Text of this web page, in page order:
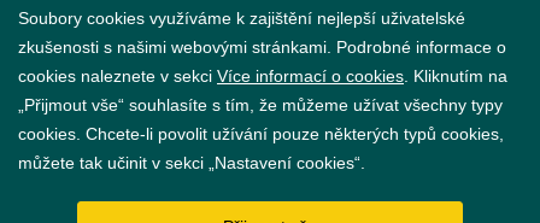
Prohlášení o přístupnosti
GDPR
Nastavení cookies
Soubory cookies využíváme k zajištění nejlepší uživatelské
zkušenosti s našimi webovými stránkami. Podrobné informace o
cookies naleznete v sekci Více informací o cookies . Kliknutím na
„Přijmout vše“ souhlasíte s tím, že můžeme užívat všechny typy
cookies. Chcete-li povolit užívání pouze některých typů cookies,
můžete tak učinit v sekci „Nastavení cookies“.